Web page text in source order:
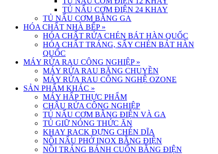
TỦ NẤU CƠM ĐIỆN 24 KHAY
TỦ NẤU CƠM BẰNG GA
HÓA CHẤT NHÀ BẾP »
HÓA CHẤT RỬA CHÉN BÁT HÀN QUỐC
HÓA CHẤT TRÁNG, SẤY CHÉN BÁT HÀN
QUỐC
MÁY RỬA RAU CÔNG NGHIỆP »
MÁY RỬA RAU BĂNG CHUYỀN
MÁY RỬA RAU CÔNG NGHỆ OZONE
SẢN PHẨM KHÁC »
MÁY HẤP THỰC PHẨM
CHẬU RỬA CÔNG NGHIỆP
TỦ NẤU CƠM BẰNG ĐIỆN VÀ GA
TỦ GIỮ NÓNG THỨC ĂN
KHAY RACK ĐỰNG CHÉN DĨA
NỒI NẤU PHỞ INOX BẰNG ĐIỆN
NỒI TRÁNG BÁNH CUỐN BẰNG ĐIỆN